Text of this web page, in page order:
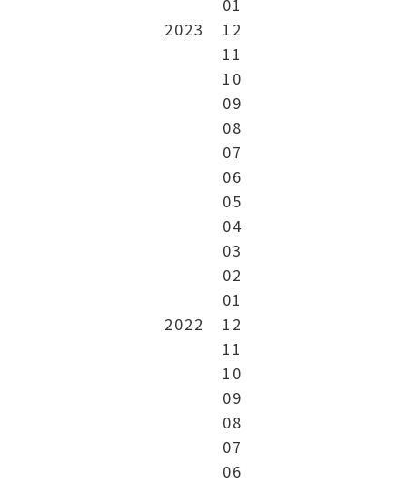
01
2023
12
11
10
09
08
07
06
05
04
03
02
01
2022
12
11
10
09
08
07
06